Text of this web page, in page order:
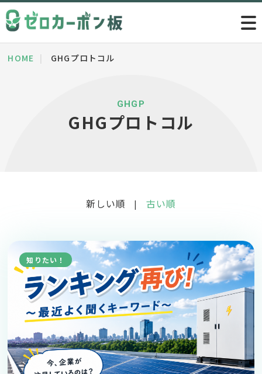
HOME GHGプロトコル
GHGP
GHGプロトコル
新しい順 | 古い順
知りたい！